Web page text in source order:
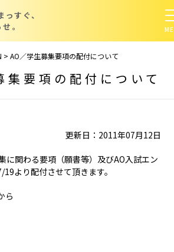
っすぐ、
。
> AO／学生募集要項の配付について
集要項の配付について
更新日：2011年07月12日
に関わる要項（願書等）及びAO入試エン
より配付させて頂きます。
ら